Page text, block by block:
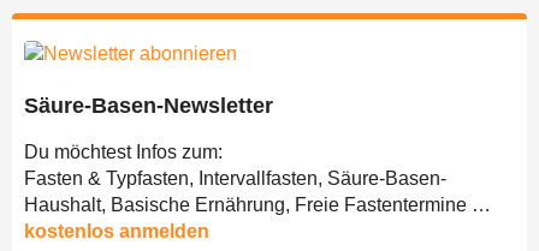
Säure-Basen-Newsletter
Du möchtest Infos zum:
Fasten & Typfasten, Intervallfasten, Säure-Basen-
Haushalt, Basische Ernährung, Freie Fastentermine …
kostenlos anmelden